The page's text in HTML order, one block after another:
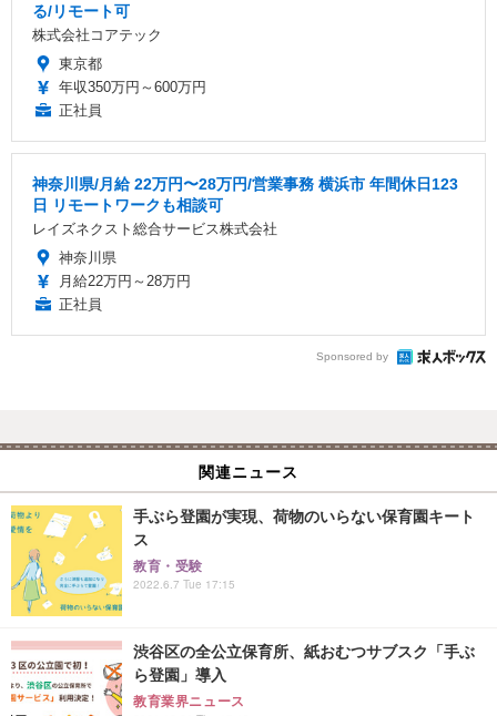
る/リモート可
株式会社コアテック
東京都
年収350万円～600万円
正社員
神奈川県/月給 22万円〜28万円/営業事務 横浜市 年間休日123
日 リモートワークも相談可
レイズネクスト総合サービス株式会社
神奈川県
月給22万円～28万円
正社員
Sponsored by
関連ニュース
手ぶら登園が実現、荷物のいらない保育園キート
ス
教育・受験
2022.6.7 Tue 17:15
渋谷区の全公立保育所、紙おむつサブスク「手ぶ
ら登園」導入
教育業界ニュース